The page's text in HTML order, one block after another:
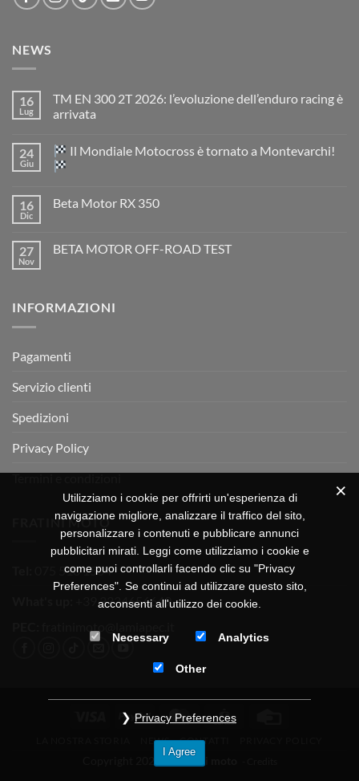
NEWS
16
Lug
TM EN 300 2T 2026: l’evoluzione dell’enduro racing è
arrivata
su
TM
EN
2026:
è
arrivata
24
Giu
Il Mondiale Motocross è tornato a Montevarchi!
su
Motocross
è
16
Dic
Beta Motor RX 350
Beta
27
Nov
BETA MOTOR OFF-ROAD TEST
MOTOR
INFORMAZIONI
Pagamenti
Servizio clienti
Spedizioni
Privacy Policy
Termini e condizioni
FRATINI MOTO
075 518 1504
+39 3334656649
Visa PayPal MasterCard
NEWS CONTATTI
Fratini moto
Utilizziamo i cookie per offrirti un'esperienza di
navigazione migliore, analizzare il traffico del sito,
personalizzare i contenuti e pubblicare annunci
pubblicitari mirati. Leggi come utilizziamo i cookie e
come puoi controllarli facendo clic su "Privacy
Preferences". Se continui ad utilizzare questo sito,
acconsenti all'utilizzo dei cookie.
Necessary Analytics
Other
Privacy Preferences
I Agree